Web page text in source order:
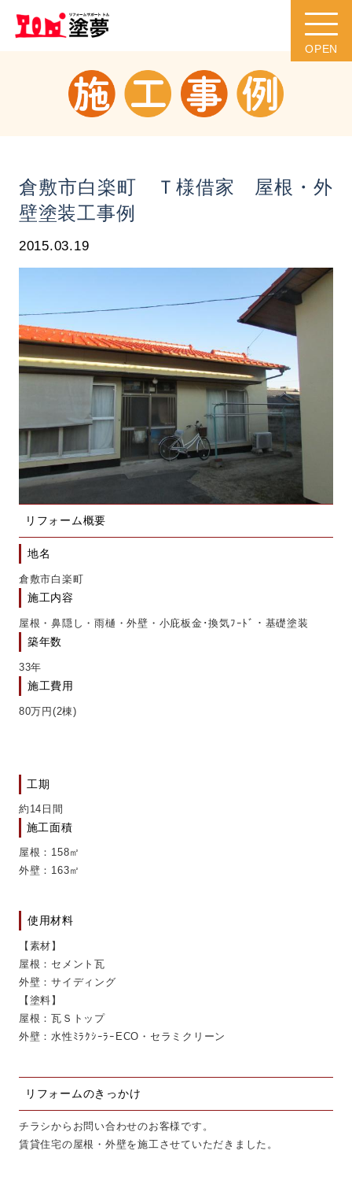
倉敷市白楽町 Ｔ様借家 屋根・外
壁塗装工事例
2015.03.19
リフォーム概要
地名
倉敷市白楽町
施工内容
屋根・鼻隠し・雨樋・外壁・ 小庇板金･換気ﾌｰﾄﾞ・基礎塗装
築年数
33年
施工費用
80万円(2棟)
工期
約14日間
施工面積
屋根：158㎡
外壁：163㎡
使用材料
【素材】
屋根：セメント瓦
外壁：サイディング
【塗料】
屋根：瓦Ｓトップ
外壁：水性ﾐﾗｸｼｰﾗｰECO・セラミクリーン
リフォームのきっかけ
チラシからお問い合わせのお客様です。
賃貸住宅の屋根・外壁を施工させていただきました。